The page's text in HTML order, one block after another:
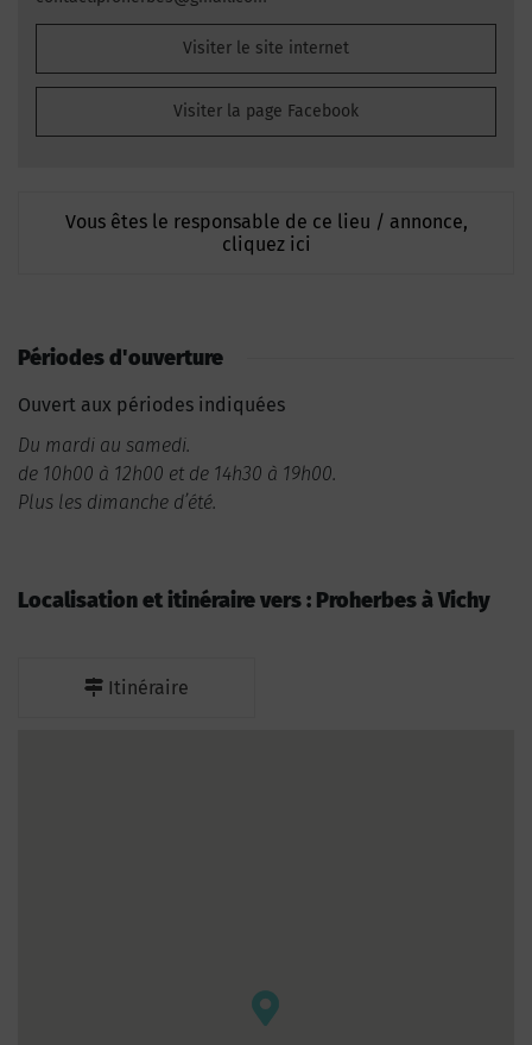
Visiter le site internet
Visiter la page Facebook
Vous êtes le responsable de ce lieu / annonce,
cliquez ici
Périodes d'ouverture
Ouvert aux périodes indiquées
Du mardi au samedi.
de 10h00 à 12h00 et de 14h30 à 19h00.
Plus les dimanche d’été.
Localisation et itinéraire vers : Proherbes à Vichy
Itinéraire